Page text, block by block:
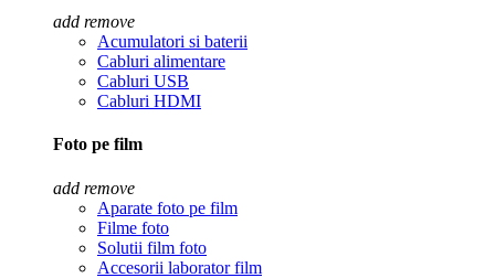
add remove
Acumulatori si baterii
Cabluri alimentare
Cabluri USB
Cabluri HDMI
Foto pe film
add remove
Aparate foto pe film
Filme foto
Solutii film foto
Accesorii laborator film